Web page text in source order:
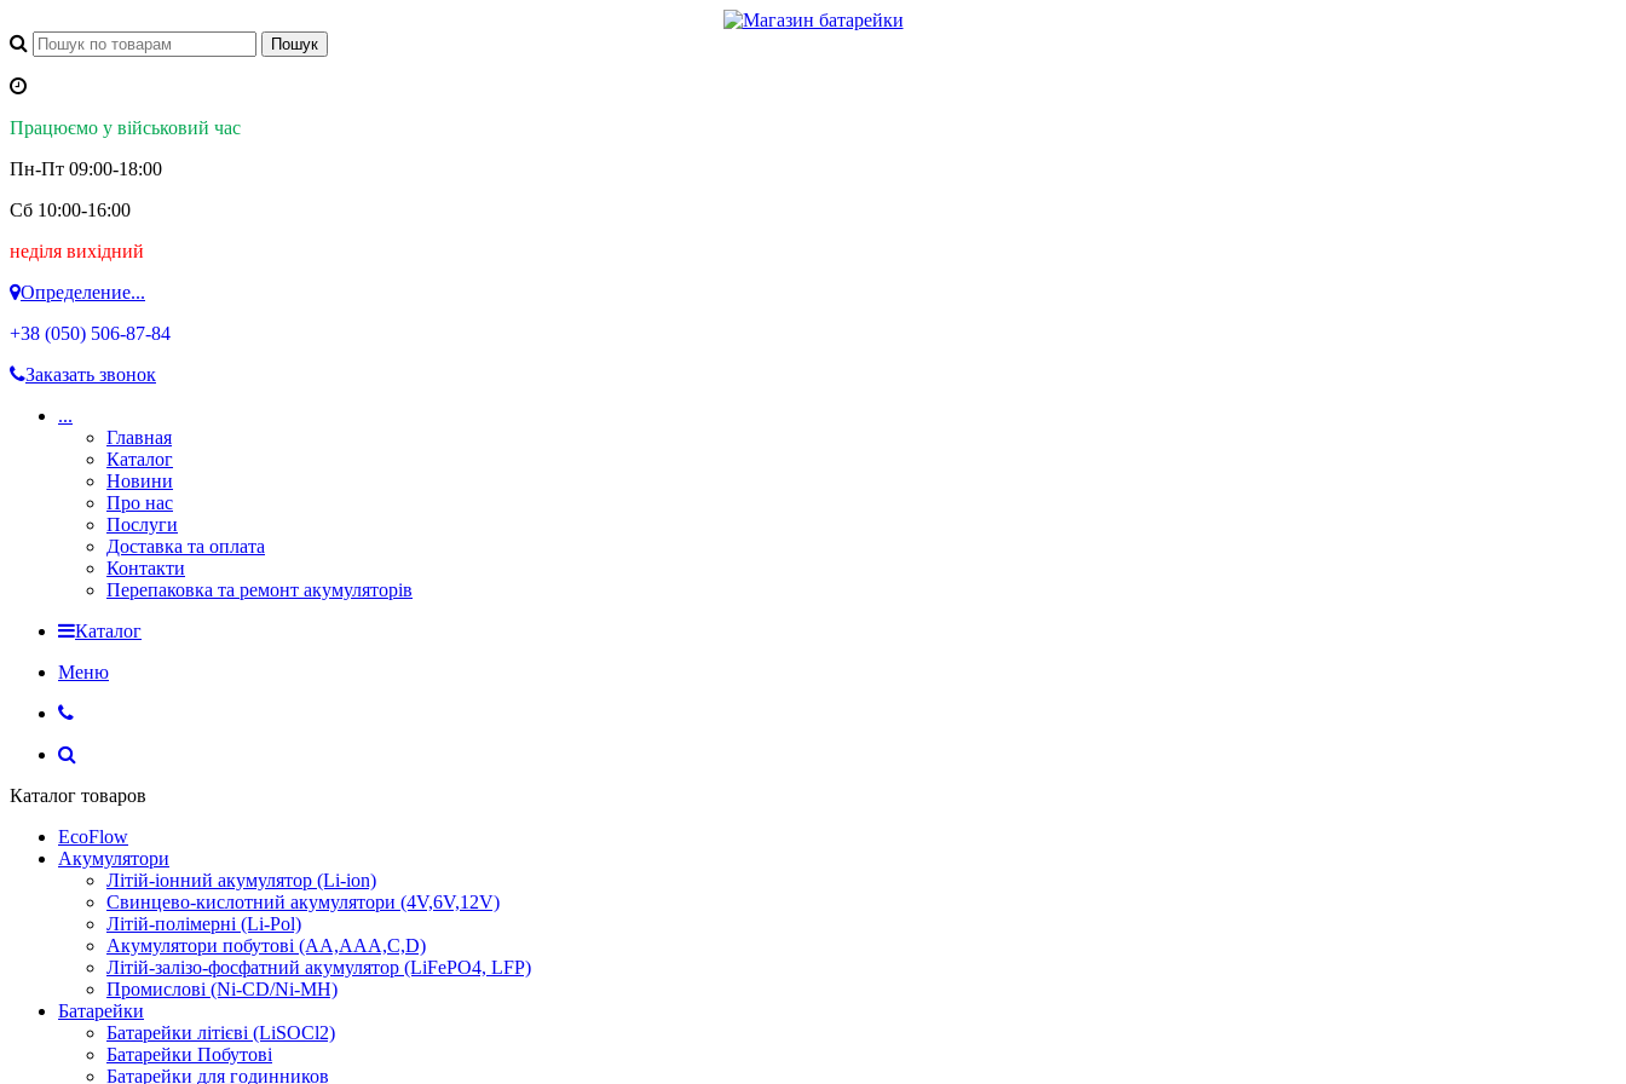
Працюємо у військовий час
Пн-Пт 09:00-18:00
Сб 10:00-16:00
неділя вихідний
Определение...
+38 (050) 506-87-84
Заказать звонок
...
Главная
Каталог
Новини
Про нас
Послуги
Доставка та оплата
Контакти
Перепаковка та ремонт акумуляторів
Каталог
Меню
Каталог товаров
EcoFlow
Акумулятори
Літій-іонний акумулятор (Li-ion)
Свинцево-кислотний акумулятори (4V,6V,12V)
Літій-полімерні (Li-Pol)
Акумулятори побутові (AA,AAA,C,D)
Літій-залізо-фосфатний акумулятор (LiFePO4, LFP)
Промислові (Ni-CD/Ni-MH)
Батарейки
Батарейки літієві (LiSOCl2)
Батарейки Побутові
Батарейки для годинников